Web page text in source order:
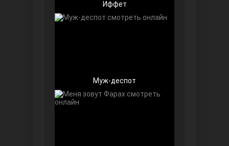
Чёрно-белая любовь
Иффет
Муж-деспот